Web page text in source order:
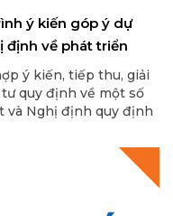
ý kiến góp ý dự
định về phát triển
an ninh hóa chất
ý kiến, tiếp thu, giải
quy định về một số
và Nghị định quy định
chất về phát triển
ninh hóa chất.